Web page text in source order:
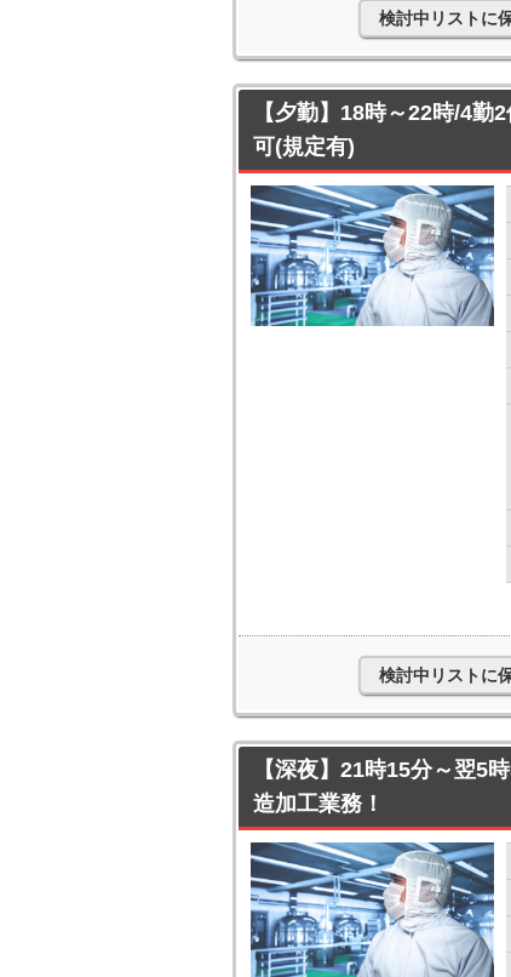
検討中リストに
【夕勤】18時～22時/4
可(規定有)
検討中リストに
【深夜】21時15分～翌5
造加工業務！